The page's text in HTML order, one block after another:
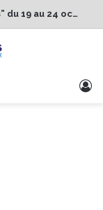
1er Édition de “La Semaine des Chefs” du 19 au 24 octobre 2026